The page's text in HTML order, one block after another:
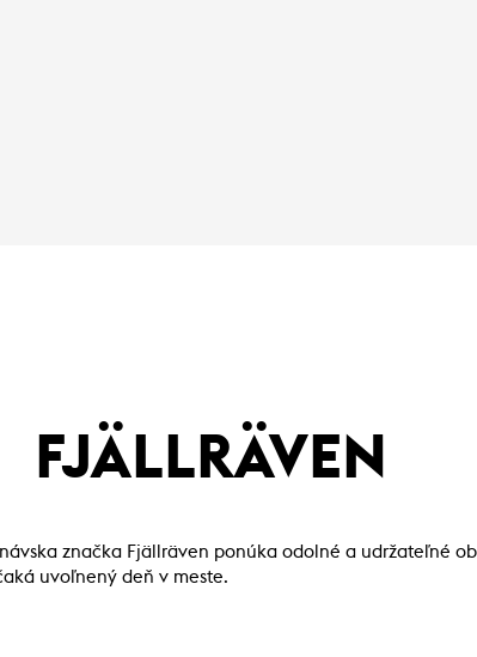
FJÄLLRÄVEN
značka Fjällräven ponúka odolné a udržateľné
uvoľnený deň v meste.